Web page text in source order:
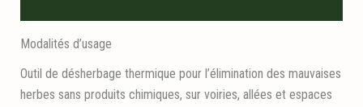
Modalités d’usage
Outil de désherbage thermique pour l’élimination des mauvaises
herbes sans produits chimiques, sur voiries, allées et espaces